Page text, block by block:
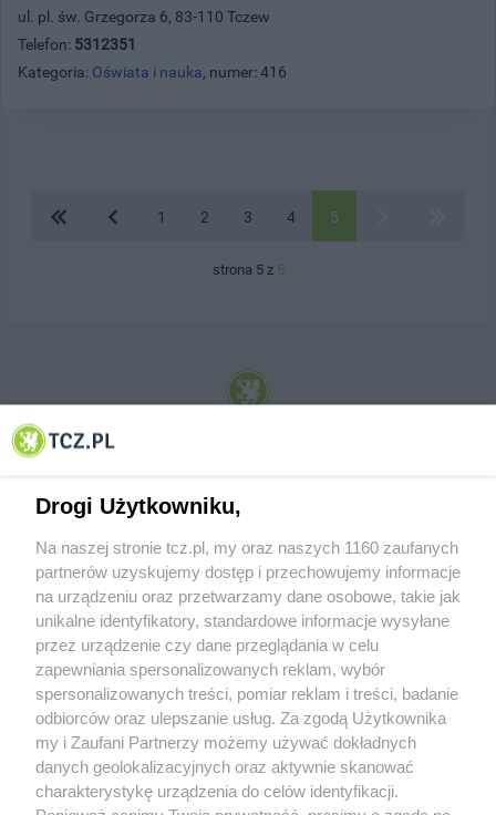
ul. pl. św. Grzegorza 6, 83-110 Tczew
Telefon: 5312351
Kategoria: Oświata i nauka, numer: 416
1 2 3 4 5
strona 5 z 5
© 2001-2026 Tczew - TCZ.PL Sp. z o.o. Internetowy Serwis Informacyjny Miasta
O FIRMIE POLITYKA PRYWATNOŚCI HOSTING
REKLAMA WSPÓŁPRACA RSS FACEBOOK KONTAKT
Nasze serwisy
Aktualności Muzyka i kultura
Drogi Użytkowniku,
Na naszej stronie tcz.pl, my oraz naszych 1160 zaufanych
partnerów uzyskujemy dostęp i przechowujemy informacje
na urządzeniu oraz przetwarzamy dane osobowe, takie jak
unikalne identyfikatory, standardowe informacje wysyłane
przez urządzenie czy dane przeglądania w celu
zapewniania spersonalizowanych reklam, wybór
spersonalizowanych treści, pomiar reklam i treści, badanie
odbiorców oraz ulepszanie usług. Za zgodą Użytkownika
my i Zaufani Partnerzy możemy używać dokładnych
danych geolokalizacyjnych oraz aktywnie skanować
charakterystykę urządzenia do celów identyfikacji.